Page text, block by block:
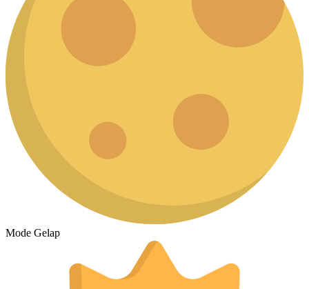
Mode Gelap